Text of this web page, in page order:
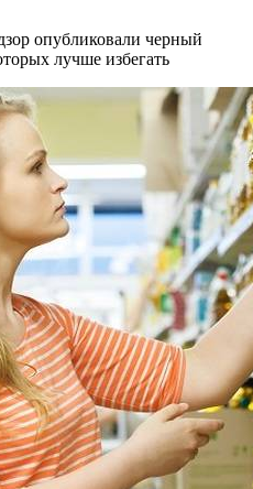
опубликовали черный
лучше избегать